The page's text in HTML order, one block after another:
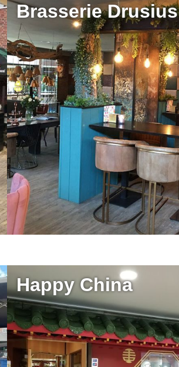
Brasserie Drusius
Happy China